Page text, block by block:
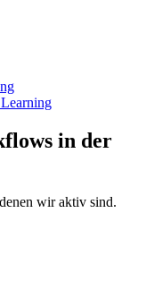
in der
wir aktiv sind.